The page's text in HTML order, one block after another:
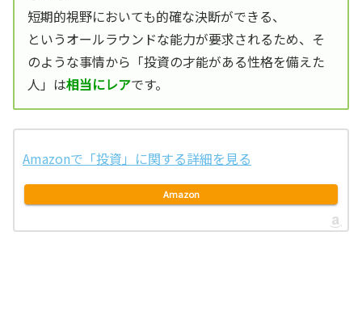
短期的視野においても的確な決断ができる、
というオールラウンドな能力が要求されるため、そ
のような事情から「投資の才能がある性格を備えた
人」は相当にレアです。
Amazonで「投資」に関する詳細を見る
Amazon